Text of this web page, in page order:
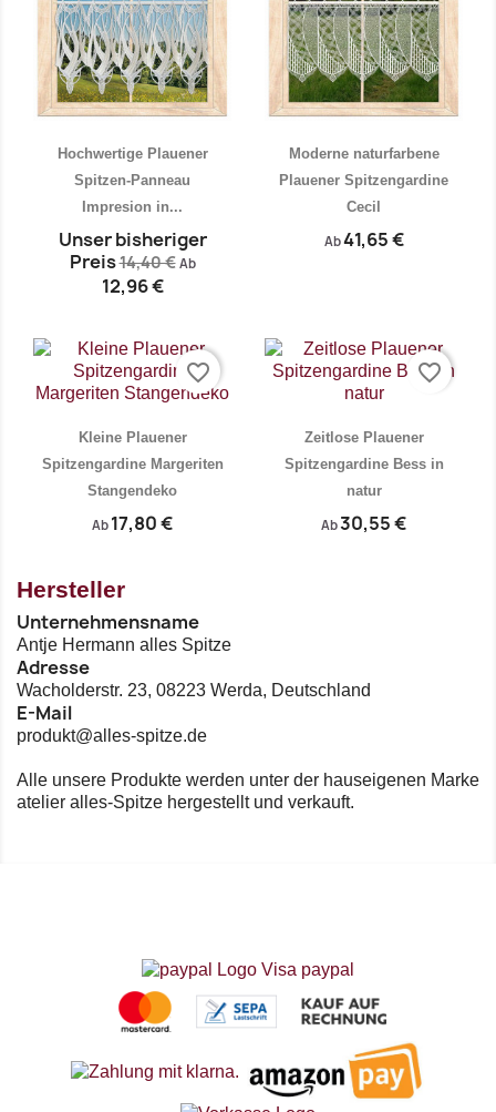

Hochwertige Plauener
Spitzen-Panneau
Impresion in...
Unser bisheriger
Preis14,40 € Ab
12,96 €
Moderne naturfarbene
Plauener Spitzengardine
Cecil
Ab41,65 €
Vorschau
Kleine Plauener
Spitzengardine Margeriten
Stangendeko
Ab 17,80 €
favorite_border
Zeitlose Plauener
Spitzengardine Bess in
natur
Ab30,55 €
favorite_border
Hersteller
Unternehmensname
Antje Hermann alles Spitze
Adresse
Wacholderstr. 23, 08223 Werda, Deutschland
E-Mail
produkt@alles-spitze.de
Alle unsere Produkte werden unter der hauseigenen Marke
atelier alles-Spitze hergestellt und verkauft.